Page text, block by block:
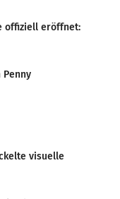
offiziell eröffnet:
visuelle